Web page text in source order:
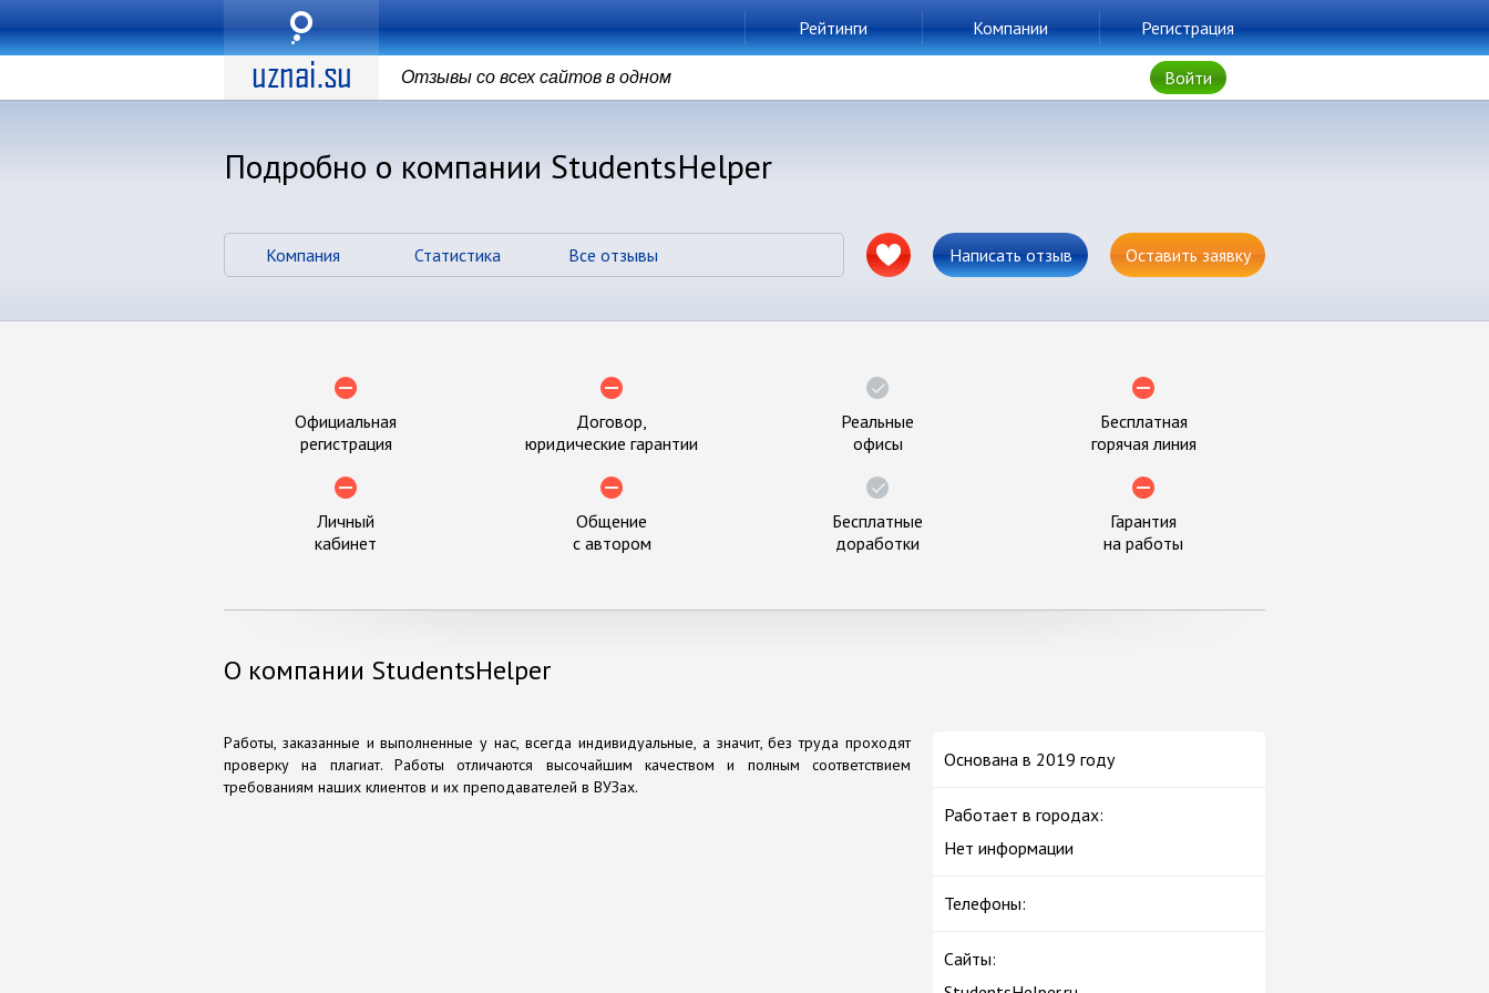
Рейтинги Компании Регистрация
Отзывы со всех сайтов в одном Войти
Подробно о компании StudentsHelper
Компания Статистика Все отзывы Написать отзыв Оставить заявку
Официальная
регистрация
Договор,
юридические гарантии
Реальные
офисы
Бесплатная
горячая линия
Личный
кабинет
Общение
с автором
Бесплатные
доработки
Гарантия
на работы
О компании StudentsHelper
Работы, заказанные и выполненные у нас, всегда индивидуальные, а значит, без труда проходят
проверку на плагиат. Работы отличаются высочайшим качеством и полным соответствием
требованиям наших клиентов и их преподавателей в ВУЗах.
Основана в 2019 году
Работает в городах:
Нет информации
Телефоны:
Сайты: